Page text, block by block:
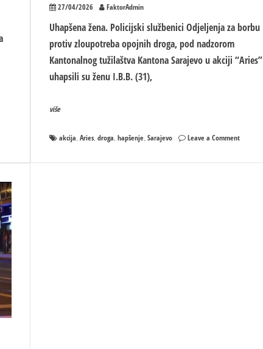
27/04/2026 FaktorAdmin
Uhapšena žena. Policijski službenici Odjeljenja za borbu
protiv zloupotreba opojnih droga, pod nadzorom
Kantonalnog tužilaštva Kantona Sarajevo u akciji “Aries”
uhapsili su ženu I.B.B. (31),
više
akcija ,Aries ,droga ,hapšenje ,Sarajevo Leave a Commenton
“Aries”: